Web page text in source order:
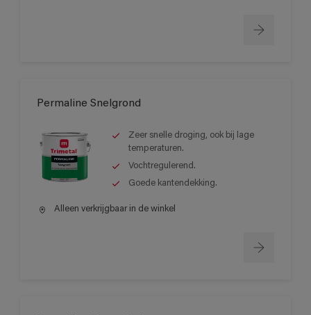
Permaline Snelgrond
Zeer snelle droging, ook bij lage
temperaturen.
Vochtregulerend.
Goede kantendekking.
Alleen verkrijgbaar in de winkel